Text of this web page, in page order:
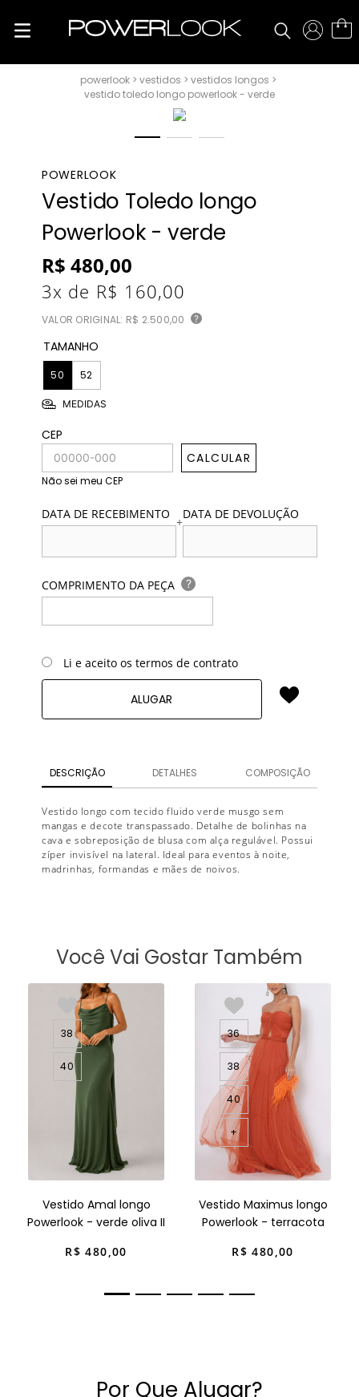
vestidos
vestidos longos
vestido toledo longo powerlook - verde
POWERLOOK
Vestido Toledo longo
Powerlook - verde
R$ 480,00
3x de R$ 160,00
VALOR ORIGINAL: R$ 2.500,00 ?
TAMANHO
50 52
MEDIDAS
CEP
CALCULAR
Não sei meu CEP
DATA DE RECEBIMENTO +DATA DE DEVOLUÇÃO
COMPRIMENTO DA PEÇA ?
Li e aceito os termos de contrato
ALUGAR
DESCRIÇÃO DETALHES COMPOSIÇÃO
Vestido longo com tecido fluido verde musgo sem
mangas e decote transpassado. Detalhe de bolinhas na
cava e sobreposição de blusa com alça regulável. Possui
zíper invisível na lateral. Ideal para eventos à noite,
madrinhas, formandas e mães de noivos.
Você Vai Gostar Também
38
40
Vestido Amal longo
Powerlook - verde oliva II
R$ 480,00
36
38
40
+
Vestido Maximus longo
Powerlook - terracota
R$ 480,00
Por Que Alugar?